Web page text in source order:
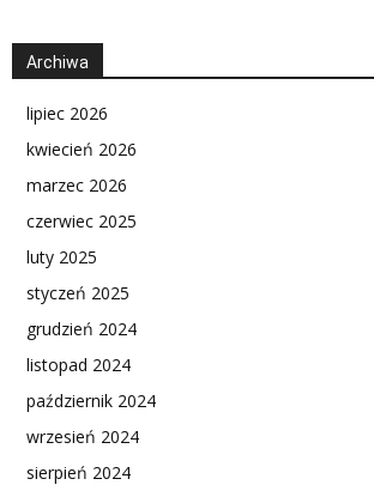
Archiwa
lipiec 2026
kwiecień 2026
marzec 2026
czerwiec 2025
luty 2025
styczeń 2025
grudzień 2024
listopad 2024
październik 2024
wrzesień 2024
sierpień 2024